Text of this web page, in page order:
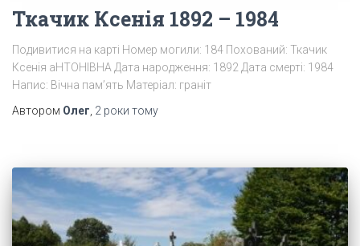
Ткачик Ксенія 1892 – 1984
Подивитися на карті Номер могили: 184 Похований: Ткачик
Ксенія аНТОНІВНА Дата народження: 1892 Дата смерті: 1984
Напис: Вічна пам’ять Матеріал: граніт
Автором Олег, 2 роки тому